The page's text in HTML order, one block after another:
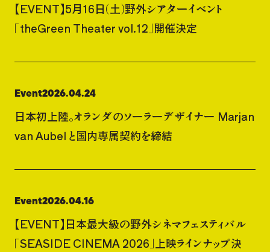
【EVENT】5月16日（土）野外シアターイベント
「theGreen Theater vol.12」開催決定
Event2026.04.24
日本初上陸。オランダのソーラーデザイナー Marjan
van Aubel と国内専属契約を締結
Event2026.04.16
【EVENT】日本最大級の野外シネマフェスティバル
「SEASIDE CINEMA 2026」上映ラインナップ決